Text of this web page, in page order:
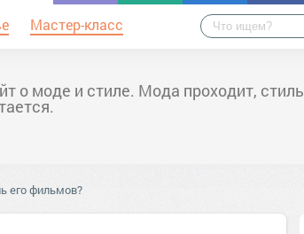
Мастер-класс
о моде и стиле. Мода проходит, стиль
его фильмов?